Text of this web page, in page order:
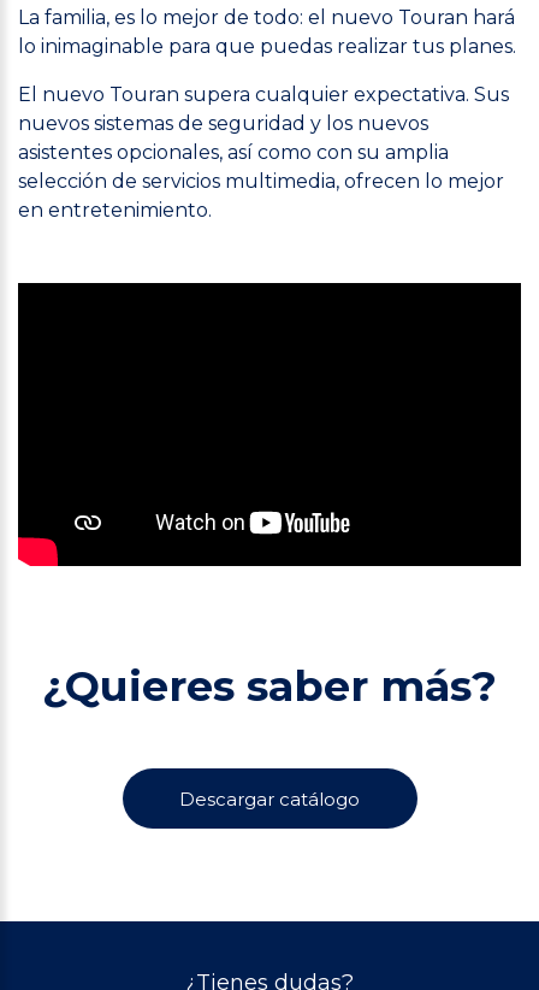
La familia, es lo mejor de todo: el nuevo Touran hará
lo inimaginable para que puedas realizar tus planes.
El nuevo Touran supera cualquier expectativa. Sus
nuevos sistemas de seguridad y los nuevos
asistentes opcionales, así como con su amplia
selección de servicios multimedia, ofrecen lo mejor
en entretenimiento.
¿Quieres saber más?
Descargar catálogo
¿Tienes dudas?